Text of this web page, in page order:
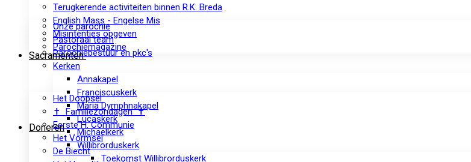
Terugkerende activiteiten binnen R.K. Breda
English Mass - Engelse Mis
Misintenties opgeven
Parochiemagazine
Onze parochie
Pastoraal team
Parochiebestuur en pkc's
Kerken
Annakapel
Franciscuskerk
Maria Dymphnakapel
Lucaskerk
Michaelkerk
Willibrorduskerk
Toekomst Willibrorduskerk
Sacramenten
Het Doopsel
✝ Familiezondagen ✝
Eerste H. Communie
Het Vormsel
De Biecht
Doneren